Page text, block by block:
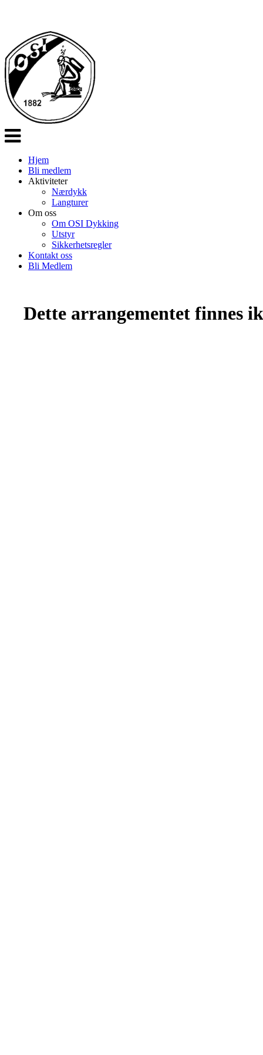
Veksle
navigasjon
Hjem
Bli medlem
Aktiviteter
Nærdykk
Langturer
Om oss
Om OSI Dykking
Utstyr
Sikkerhetsregler
Kontakt oss
Bli Medlem
Dette arrangementet finnes